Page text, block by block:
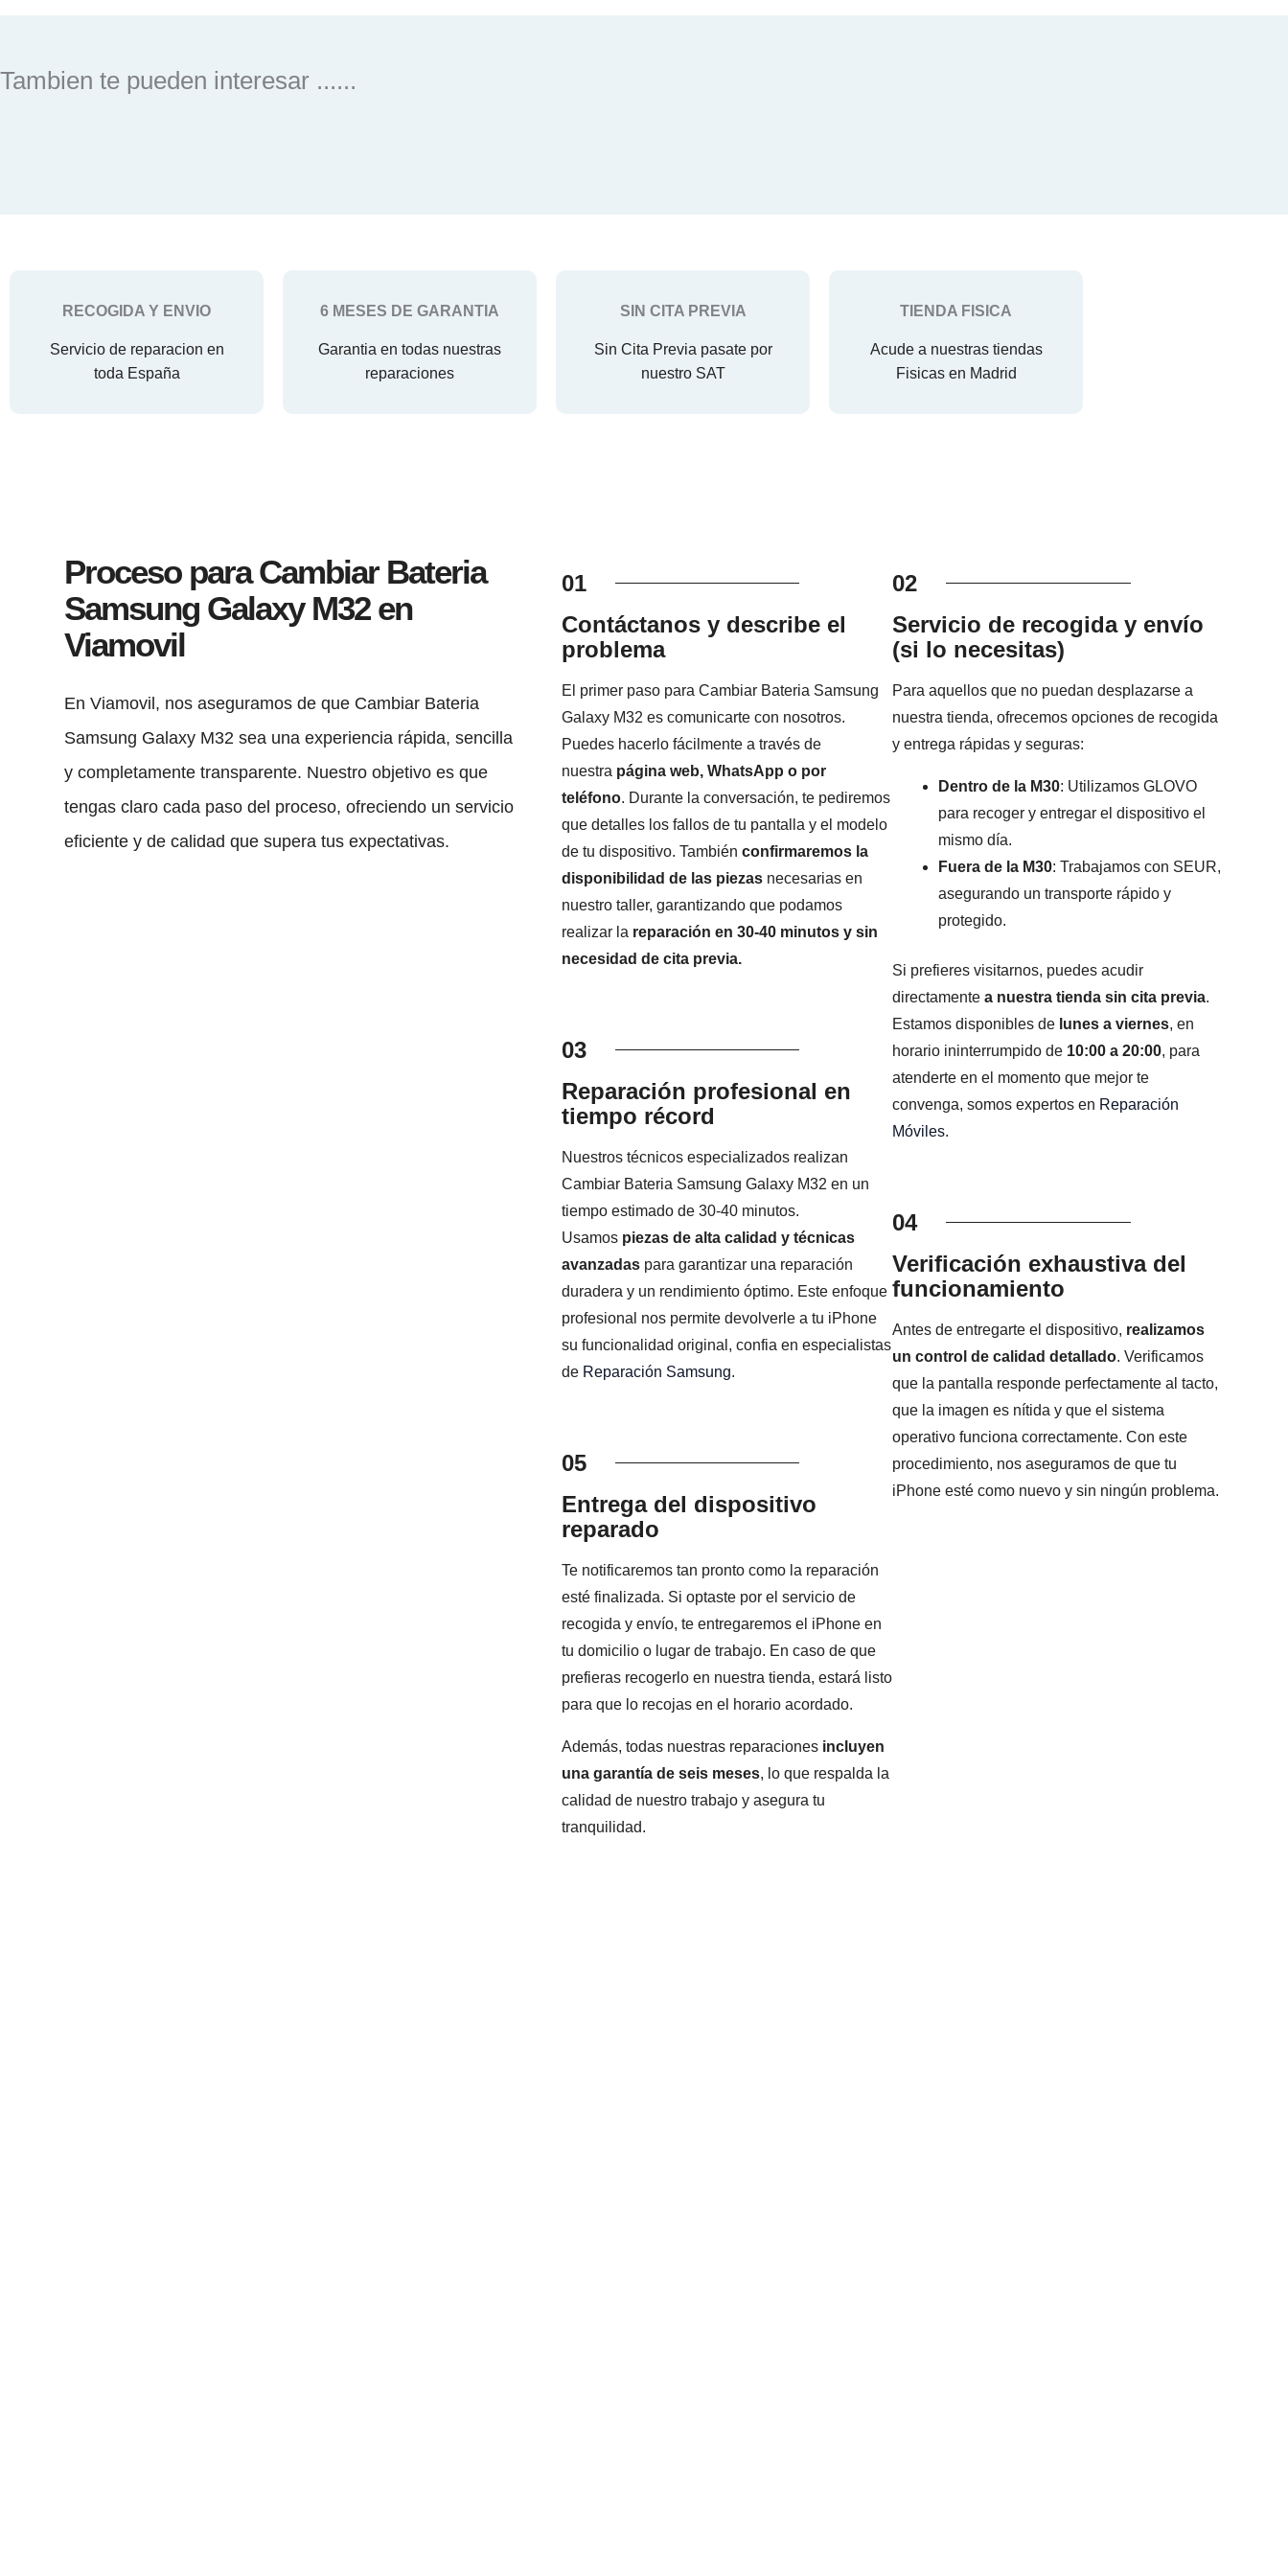
Tambien te pueden interesar ......
RECOGIDA Y ENVIO
Servicio de reparacion en
toda España
6 MESES DE GARANTIA
Garantia en todas nuestras
reparaciones
SIN CITA PREVIA
Sin Cita Previa pasate por
nuestro SAT
TIENDA FISICA
Acude a nuestras tiendas
Fisicas en Madrid
Proceso para Cambiar Bateria
Samsung Galaxy M32 en
Viamovil
En Viamovil, nos aseguramos de que Cambiar Bateria
Samsung Galaxy M32 sea una experiencia rápida, sencilla
y completamente transparente. Nuestro objetivo es que
tengas claro cada paso del proceso, ofreciendo un servicio
eficiente y de calidad que supera tus expectativas.
01
Contáctanos y describe el
problema
El primer paso para Cambiar Bateria Samsung
Galaxy M32 es comunicarte con nosotros.
Puedes hacerlo fácilmente a través de
nuestra página web, WhatsApp o por
teléfono. Durante la conversación, te pediremos
que detalles los fallos de tu pantalla y el modelo
de tu dispositivo. También confirmaremos la
disponibilidad de las piezasnecesarias en
nuestro taller, garantizando que podamos
realizar la reparación en 30-40 minutos y sin
necesidad de cita previa.
03
Reparación profesional en
tiempo récord
Nuestros técnicos especializados realizan
Cambiar Bateria Samsung Galaxy M32 en un
tiempo estimado de 30-40 minutos.
Usamos piezas de alta calidad y técnicas
avanzadaspara garantizar una reparación
duradera y un rendimiento óptimo. Este enfoque
profesional nos permite devolverle a tu iPhone
su funcionalidad original, confia en especialistas
de Reparación Samsung.
05
Entrega del dispositivo
reparado
Te notificaremos tan pronto como la reparación
esté finalizada. Si optaste por el servicio de
recogida y envío, te entregaremos el iPhone en
tu domicilio o lugar de trabajo. En caso de que
prefieras recogerlo en nuestra tienda, estará listo
para que lo recojas en el horario acordado.
Además, todas nuestras reparaciones incluyen
una garantía de seis meses, lo que respalda la
calidad de nuestro trabajo y asegura tu
tranquilidad.
02
Servicio de recogida y envío
(si lo necesitas)
Para aquellos que no puedan desplazarse a
nuestra tienda, ofrecemos opciones de recogida
y entrega rápidas y seguras:
Dentro de la M30: Utilizamos GLOVO
para recoger y entregar el dispositivo el
mismo día.
Fuera de la M30: Trabajamos con SEUR,
asegurando un transporte rápido y
protegido.
Si prefieres visitarnos, puedes acudir
directamentea nuestra tienda sin cita previa.
Estamos disponibles de lunes a viernes, en
horario ininterrumpido de 10:00 a 20:00, para
atenderte en el momento que mejor te
convenga, somos expertos en Reparación
Móviles.
04
Verificación exhaustiva del
funcionamiento
Antes de entregarte el dispositivo, realizamos
un control de calidad detallado. Verificamos
que la pantalla responde perfectamente al tacto,
que la imagen es nítida y que el sistema
operativo funciona correctamente. Con este
procedimiento, nos aseguramos de que tu
iPhone esté como nuevo y sin ningún problema.